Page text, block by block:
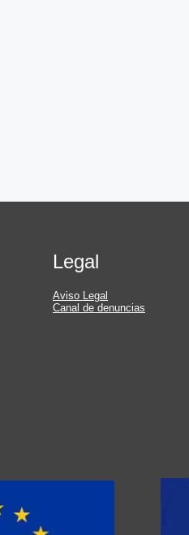
Legal
Aviso Legal
Canal de denuncias